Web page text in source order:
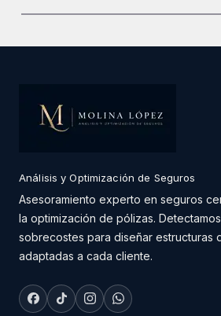
Análisis y Optimización de Seguros
Asesoramiento experto en seguros
la optimización de pólizas.
sobrecostes para diseñar estructuras
adaptadas a cada cliente.